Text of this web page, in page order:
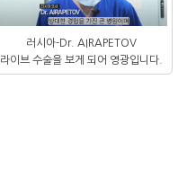
러시아-Dr. AIRAPETOV
라이브 수술을 보게 되어 영광입니다.